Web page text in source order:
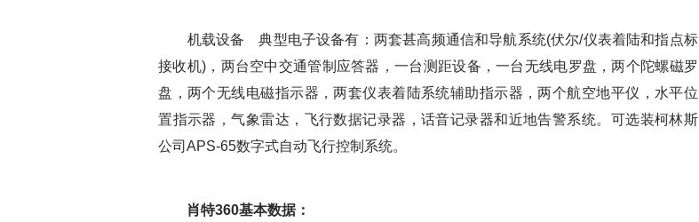
机载设备 典型电子设备有：两套甚高频通信和导航系统(伏尔/仪表着陆和指点标
接收机)，两台空中交通管制应答器，一台测距设备，一台无线电罗盘，两个陀螺磁罗
盘，两个无线电磁指示器，两套仪表着陆系统辅助指示器，两个航空地平仪，水平位
置指示器，气象雷达，飞行数据记录器，话音记录器和近地告警系统。可选装柯林斯
公司APS-65数字式自动飞行控制系统。
肖特360基本数据：